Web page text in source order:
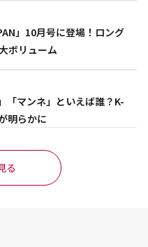
」10月号に登場！ロング
ボリューム
「マンネ」といえば誰？K-
明らかに
る